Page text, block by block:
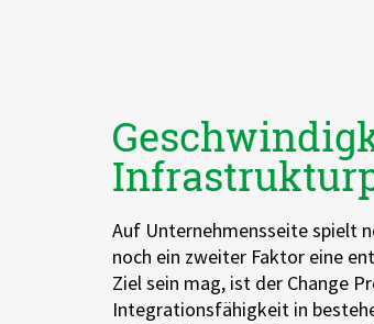
Auf Unternehmensseite spielt
noch ein zweiter Faktor eine
Ziel sein mag, ist der Change
Integrationsfähigkeit in